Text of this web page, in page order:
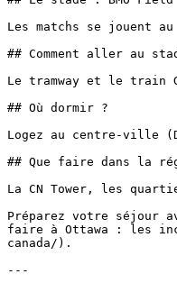
Les matchs se jouent
## Comment aller au
Le tramway et le train
## Où dormir ?
Logez au centre-ville
## Que faire dans la
La CN Tower, les
Préparez votre séjour
faire à Ottawa : les
canada/).
---